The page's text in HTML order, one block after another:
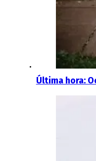
Última hora: